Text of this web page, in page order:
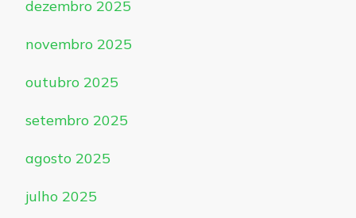
dezembro 2025
novembro 2025
outubro 2025
setembro 2025
agosto 2025
julho 2025